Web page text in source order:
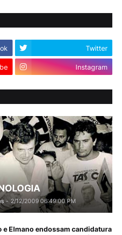
Twitter
Instagram
- 2/12/2009 06:49:00 PM
e Elmano endossam candidatura